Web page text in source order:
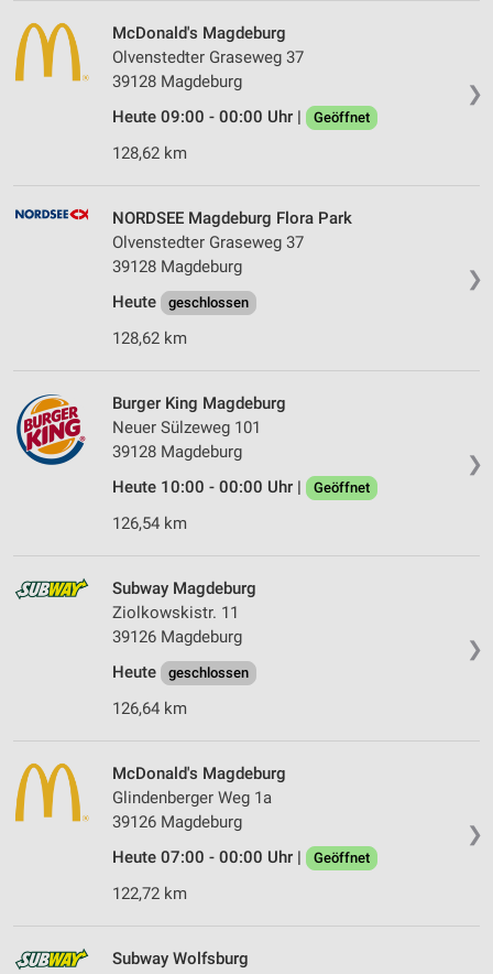
❯
McDonald's Magdeburg
Olvenstedter Graseweg 37
39128 Magdeburg
Heute 09:00 - 00:00 Uhr |
Geöffnet
128,62 km
❯
NORDSEE Magdeburg Flora Park
Olvenstedter Graseweg 37
39128 Magdeburg
Heute
geschlossen
128,62 km
❯
Burger King Magdeburg
Neuer Sülzeweg 101
39128 Magdeburg
Heute 10:00 - 00:00 Uhr |
Geöffnet
126,54 km
❯
Subway Magdeburg
Ziolkowskistr. 11
39126 Magdeburg
Heute
geschlossen
126,64 km
❯
McDonald's Magdeburg
Glindenberger Weg 1a
39126 Magdeburg
Heute 07:00 - 00:00 Uhr |
Geöffnet
122,72 km
Subway Wolfsburg